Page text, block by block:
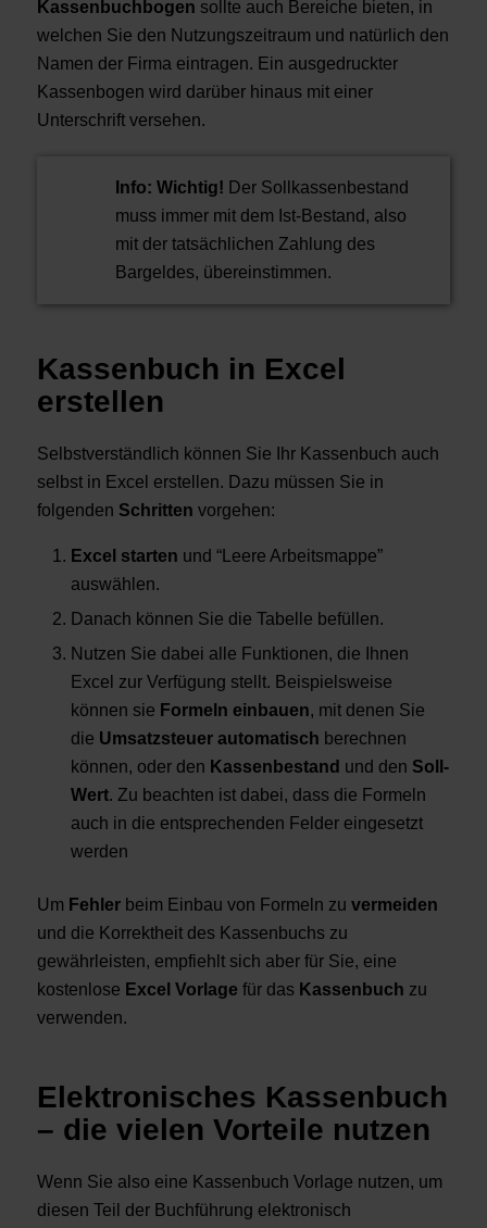
Kassenbuchbogen sollte auch Bereiche bieten, in
welchen Sie den Nutzungszeitraum und natürlich den
Namen der Firma eintragen. Ein ausgedruckter
Kassenbogen wird darüber hinaus mit einer
Unterschrift versehen.
Info: Wichtig! Der Sollkassenbestand
muss immer mit dem Ist-Bestand, also
mit der tatsächlichen Zahlung des
Bargeldes, übereinstimmen.
Kassenbuch in Excel
erstellen
Selbstverständlich können Sie Ihr Kassenbuch auch
selbst in Excel erstellen. Dazu müssen Sie in
folgenden Schritten vorgehen:
Excel starten und “Leere Arbeitsmappe”
auswählen.
Danach können Sie die Tabelle befüllen.
Nutzen Sie dabei alle Funktionen, die Ihnen
Excel zur Verfügung stellt. Beispielsweise
können sie Formeln einbauen, mit denen Sie
die Umsatzsteuer automatisch berechnen
können, oder den Kassenbestand und den Soll-
Wert. Zu beachten ist dabei, dass die Formeln
auch in die entsprechenden Felder eingesetzt
werden
Um Fehlerbeim Einbau von Formeln zu vermeiden
und die Korrektheit des Kassenbuchs zu
gewährleisten, empfiehlt sich aber für Sie, eine
kostenlose Excel Vorlage für das Kassenbuch zu
verwenden.
Elektronisches Kassenbuch
– die vielen Vorteile nutzen
Wenn Sie also eine Kassenbuch Vorlage nutzen, um
diesen Teil der Buchführung elektronisch